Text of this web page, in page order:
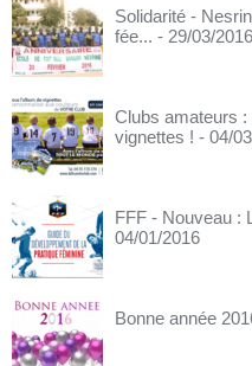
Solidarité -
fée... - 29/03/2016
Clubs amateurs
vignettes ! - 04/
FFF - Nouveau :
04/01/2016
Bonne année